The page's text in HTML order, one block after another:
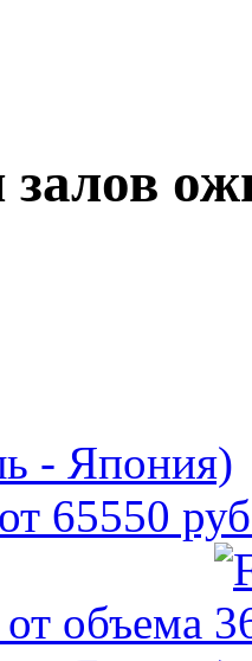
залов
- Япония)
от 65550
объема